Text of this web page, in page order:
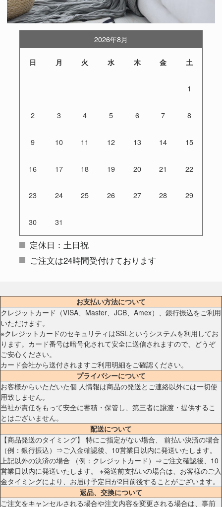
2026年8月
日 月 火 水 木 金 土
1
2 3 4 5 6 7 8
9 10 11 12 13 14 15
16 17 18 19 20 21 22
23 24 25 26 27 28 29
30 31
定休日：土日祝
ご注文は24時間受付けております
お支払い方法について
クレジットカード（VISA、Master、JCB、Amex）、銀行振込をご利用
いただけます。
※クレジットカードのセキュリティはSSLというシステムを利用してお
ります。カード番号は暗号化されて安全に送信されますので、どうぞ
ご安心ください。
カード会社から送付されますご利用明細をご確認ください。
プライバシーについて
お客様からいただいた個 人情報は商品の発送とご連絡以外には一切使
用致しません。
当社が責任をもって安全に蓄積・保管し、第三者に譲渡・提供するこ
とはございません。
配送について
【商品発送のタイミング】 特にご指定がない場合、 前払い決済の場合
（例：銀行振込）⇒ご入金確認後、10営業日以内に発送いたします。
上記以外の決済の場合 （例：クレジットカード）⇒ご注文確認後、10
営業日以内に発送いたします。 ※発送前支払いの場合は、お客様のご入
金タイミングにより、お届け予定日が2日前後することがございます。
返品、交換について
ご注文をキャンセルされる場合や注文内容を変更される場合は、事前